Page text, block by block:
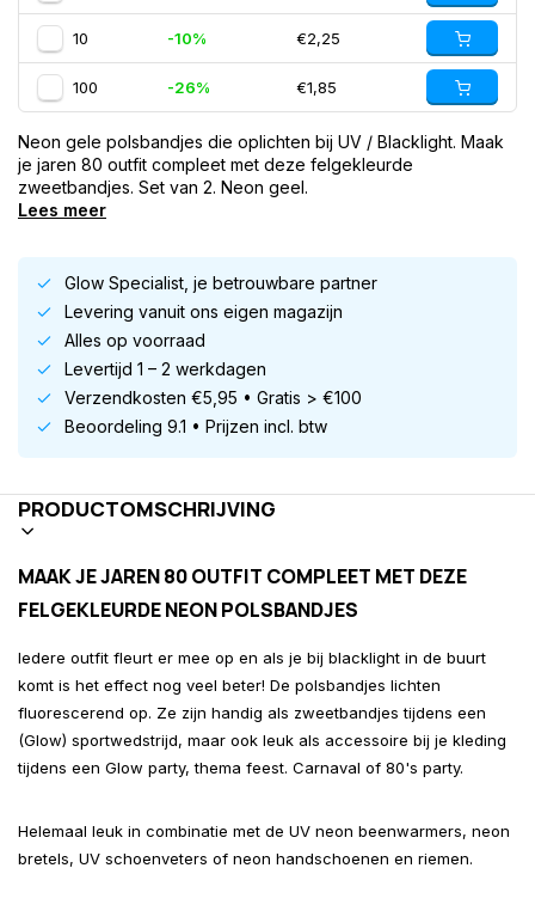
10 -10% €2,25
100 -26% €1,85
Neon gele polsbandjes die oplichten bij UV / Blacklight. Maak
je jaren 80 outfit compleet met deze felgekleurde
zweetbandjes. Set van 2. Neon geel.
Lees meer
Glow Specialist, je betrouwbare partner
Levering vanuit ons eigen magazijn
Alles op voorraad
Levertijd 1 – 2 werkdagen
Verzendkosten €5,95 • Gratis > €100
Beoordeling 9.1 • Prijzen incl. btw
PRODUCTOMSCHRIJVING
MAAK JE JAREN 80 OUTFIT COMPLEET MET DEZE
FELGEKLEURDE NEON POLSBANDJES
Iedere outfit fleurt er mee op en als je bij blacklight in de buurt
komt is het effect nog veel beter! De polsbandjes lichten
fluorescerend op. Ze zijn handig als zweetbandjes tijdens een
(Glow) sportwedstrijd, maar ook leuk als accessoire bij je kleding
tijdens een Glow party, thema feest. Carnaval of 80's party.
Helemaal leuk in combinatie met de UV neon beenwarmers, neon
bretels, UV schoenveters of neon handschoenen en riemen.